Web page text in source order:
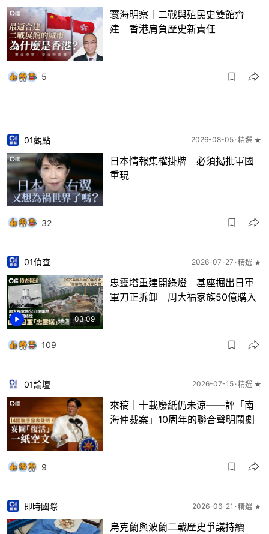
寰海明察｜二戰與殖民史雙館齊
建 香港肩負歷史新責任
5
01觀點 2026-08-05 精選 ★
日本情報集權掛牌 必須揭批軍國
重現
32
03:09
01偵查 2026-07-27 精選 ★
忠靈塔重建開綠燈 基座掘出日軍
軍刀正拆卸 周大福家族50億購入
109
01論壇 2026-07-15 精選 ★
來稿｜十載廢紙仍未涼——評「南
海仲裁案」10周年的聯合聲明鬧劇
9
即時國際 2026-06-21 精選 ★
烏克蘭與波蘭二戰歷史爭議持續